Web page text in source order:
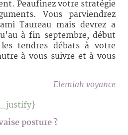
Peaufinez votre stratégie
Vous parviendrez
Taureau mais devrez a
à fin septembre, début
tendres débats à votre
à vous suivre et à vous
Elemiah voyance
posture ?